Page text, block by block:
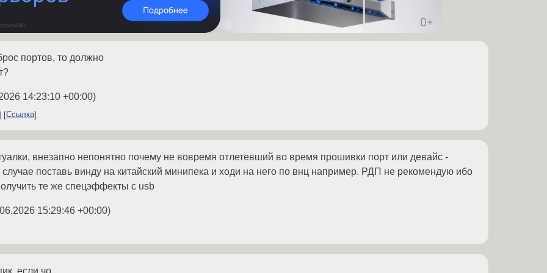
портов, то должно
14:23:10 +00:00)
Ссылка
внезапно непонятно почему не вовремя отлетевший во время прошивки порт или девайс -
поставь винду на китайский минипека и ходи на него по внц например. РДП не рекомендую ибо
те же спецэффекты с usb
15:29:46 +00:00)
если чо.